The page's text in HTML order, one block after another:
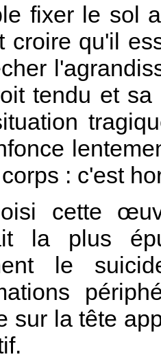
fixer le sol
croire qu'il
tendu et
: c'est
cette
la plus
le
sur la tête